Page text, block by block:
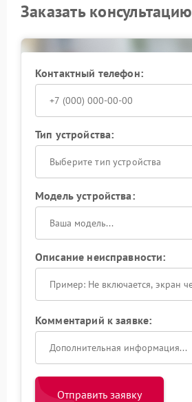
Заказать консультацию
Контактный телефон:
Тип устройства:
Выберите тип устройства
Модель устройства:
Описание неисправности:
Комментарий к заявке:
Отправить заявку